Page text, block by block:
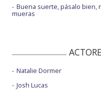
Buena suerte, pásalo bien,
mueras
Natalie Dormer
Josh Lucas